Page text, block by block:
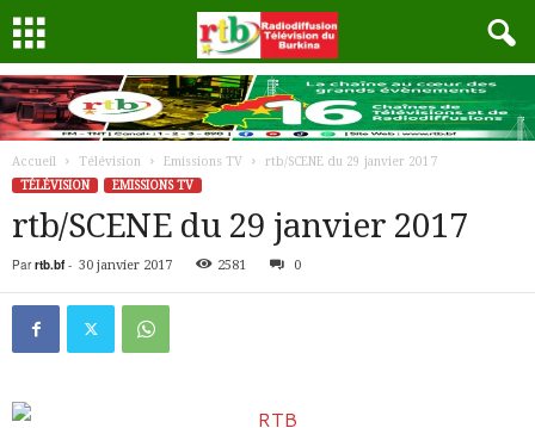
Accueil Télévision Emissions TV
rtb/SCENE du 29 janvier 2017
TÉLÉVISION
EMISSIONS TV
rtb/SCENE du 29 janvier 2017
Par rtb.bf- 30 janvier 2017 2581 0